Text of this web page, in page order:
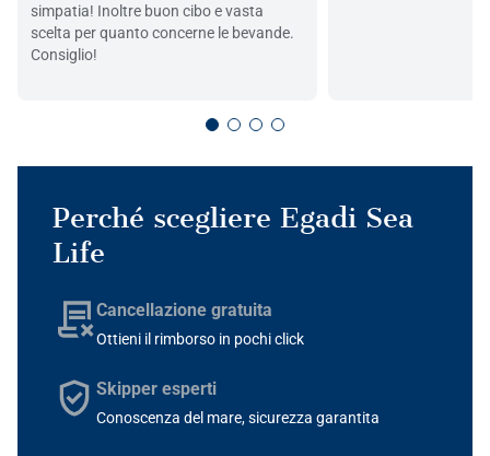
Perché scegliere Egadi Sea
Life
Cancellazione gratuita
Ottieni il rimborso in pochi click
Skipper esperti
Conoscenza del mare, sicurezza garantita
simpatia! Inoltre buon cibo e vasta
scelta per quanto concerne le bevande.
Consiglio!